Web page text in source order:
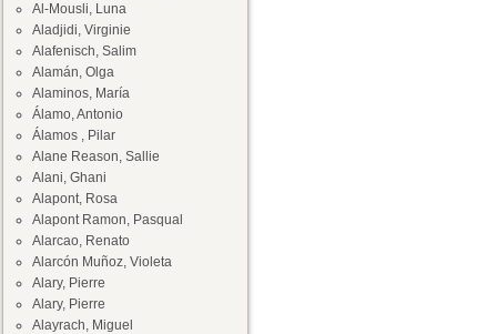
Al-Mousli, Luna
Aladjidi, Virginie
Alafenisch, Salim
Alamán, Olga
Alaminos, María
Álamo, Antonio
Álamos , Pilar
Alane Reason, Sallie
Alani, Ghani
Alapont, Rosa
Alapont Ramon, Pasqual
Alarcao, Renato
Alarcón Muñoz, Violeta
Alary, Pierre
Alary, Pierre
Alayrach, Miguel